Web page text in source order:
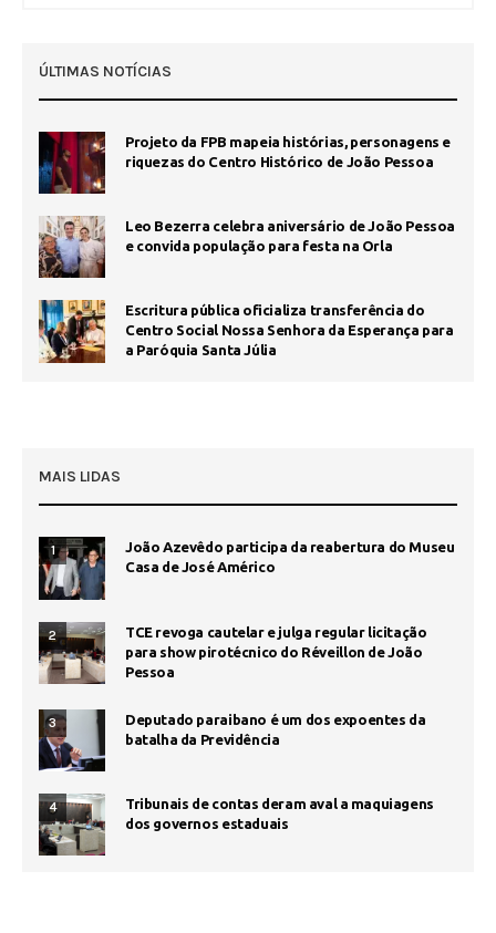
ÚLTIMAS NOTÍCIAS
Projeto da FPB mapeia histórias, personagens e
riquezas do Centro Histórico de João Pessoa
Leo Bezerra celebra aniversário de João Pessoa
e convida população para festa na Orla
Escritura pública oficializa transferência do
Centro Social Nossa Senhora da Esperança para
a Paróquia Santa Júlia
MAIS LIDAS
1
João Azevêdo participa da reabertura do Museu
Casa de José Américo
2
TCE revoga cautelar e julga regular licitação
para show pirotécnico do Réveillon de João
Pessoa
3
Deputado paraibano é um dos expoentes da
batalha da Previdência
4
Tribunais de contas deram aval a maquiagens
dos governos estaduais